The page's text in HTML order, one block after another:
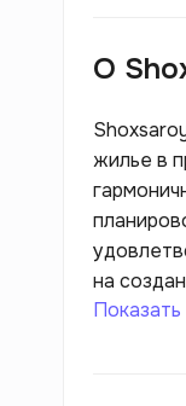
О
жилье в
на